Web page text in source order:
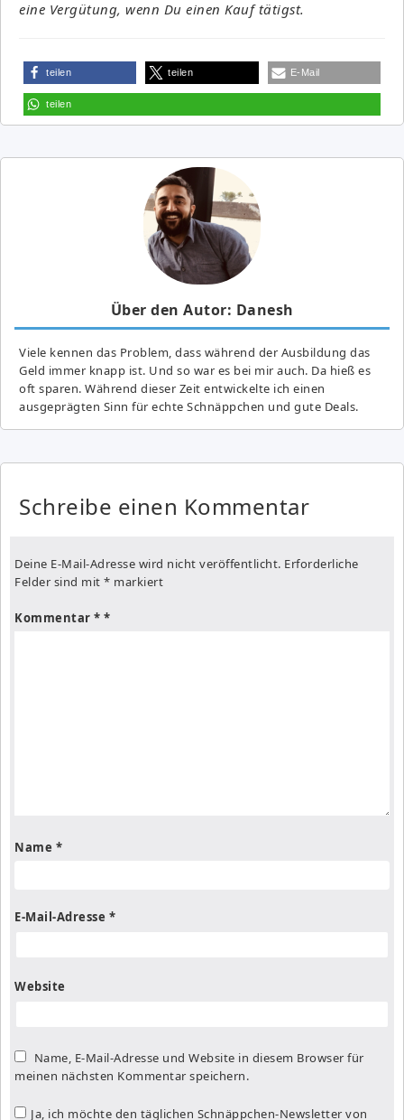
eine Vergütung, wenn Du einen Kauf tätigst.
teilen teilen E-Mail
teilen
Über den Autor: Danesh
Viele kennen das Problem, dass während der Ausbildung das
Geld immer knapp ist. Und so war es bei mir auch. Da hieß es
oft sparen. Während dieser Zeit entwickelte ich einen
ausgeprägten Sinn für echte Schnäppchen und gute Deals.
Schreibe einen Kommentar
Deine E-Mail-Adresse wird nicht veröffentlicht. Erforderliche
Felder sind mit * markiert
Kommentar *
Name *
E-Mail-Adresse *
Website
Name, E-Mail-Adresse und Website in diesem Browser für
meinen nächsten Kommentar speichern.
Ja, ich möchte den täglichen Schnäppchen-Newsletter von